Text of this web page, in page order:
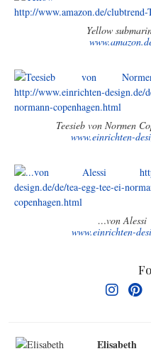
Yellow
Teesieb von Normen
www.einrichten-
…von Alessi
www.einrichten-
Elisabeth